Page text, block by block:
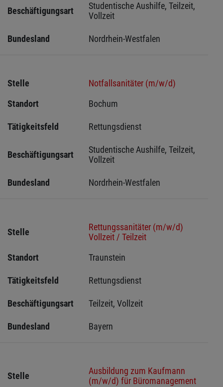
Beschäftigungsart
Studentische Aushilfe, Teilzeit,
Vollzeit
Bundesland Nordrhein-Westfalen
Stelle
Notfallsanitäter (m/w/d)
Standort
Bochum
Tätigkeitsfeld Rettungsdienst
Beschäftigungsart
Studentische Aushilfe, Teilzeit,
Vollzeit
Bundesland Nordrhein-Westfalen
Stelle
Rettungssanitäter (m/w/d)
Vollzeit / Teilzeit
Standort
Traunstein
Tätigkeitsfeld Rettungsdienst
Beschäftigungsart Teilzeit, Vollzeit
Bundesland Bayern
Stelle
Ausbildung zum Kaufmann
(m/w/d) für Büromanagement